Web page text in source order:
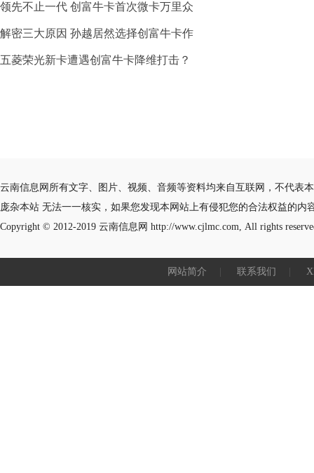
领先不止一代 创富牛卡首次微卡万里众
解密三大原因 孙越居然选择创富牛卡作
五菱荣光新卡遭遇创富牛卡降维打击？
云南信息网所有文字、图片、视频、音频等资料均来自互联网，不代表
庞杂本站 无法一一核实，如果您发现本网站上有侵犯您的合法权益的内
Copyright © 2012-2019 云南信息网 http://www.cjlmc.com, All rights
网站简介 联系我们